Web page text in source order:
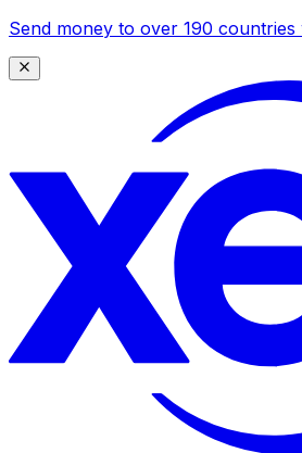
Send money to over 190 countries